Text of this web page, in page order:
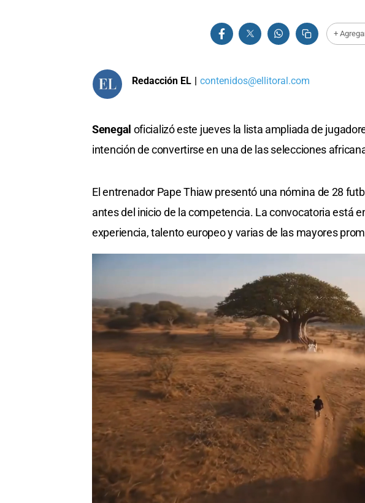
+
Redacción EL | contenidos@ellitoral.com
Senegal oficializó este jueves la lista ampliada de
intención de convertirse en una de las selecciones
El entrenador Pape Thiaw presentó una nómina de 28
antes del inicio de la competencia. La convocatoria está
experiencia, talento europeo y varias de las mayores